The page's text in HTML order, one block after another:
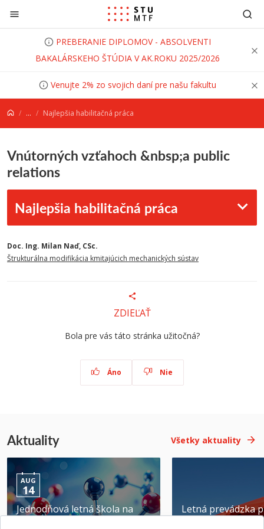
Prejsť na obsah
PREBERANIE DIPLOMOV - ABSOLVENTI
BAKALÁRSKEHO ŠTÚDIA V AK.ROKU 2025/2026
Venujte 2% zo svojich daní pre našu fakultu
... Najlepšia habilitačná práca
Vnútorných vzťahoch &nbsp;a public
relations
Najlepšia habilitačná práca
Doc. Ing. Milan Naď, CSc.
Štrukturálna modifikácia kmitajúcich mechanických sústav
ZDIEĽAŤ
Bola pre vás táto stránka užitočná?
Áno Nie
Aktuality Všetky aktuality
AUG
14
Jednodňová letná škola na
Letná prevádzka